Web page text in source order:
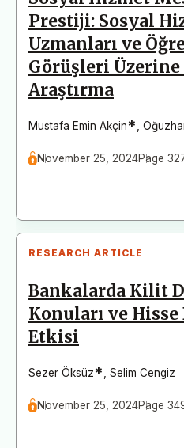
Prestiji: Sosyal
Uzmanları ve
Görüşleri
Araştırma
Mustafa Emin Akçin*
November 25, 2024Page
RESEARCH ARTICLE
Bankalarda Kilit
Konuları ve
Etkisi
Sezer Öksüz* Selim Cengiz
November 25, 2024Page